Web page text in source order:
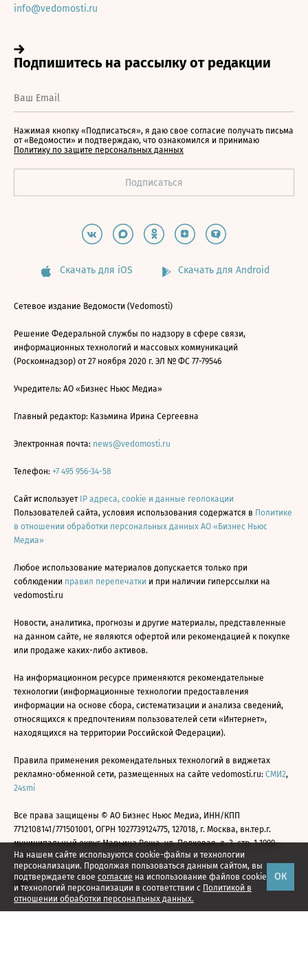
На нашем сайте используются cookie-файлы и технологии
персонализации. Продолжая пользоваться данным сайтом, вы
подтверждаете свое согласие на использование файлов cookie
и технологий персонализации в соответствии с Политикой в
отношении обработки персональных данных.
ОК
info@vedomosti.ru
Нажимая кнопку «Подписаться», я даю свое согласие получать письма
от «Ведомости» и подтверждаю, что ознакомился и принимаю
Политику по защите персональных данных
Скачать для iOS Скачать для Android
Сетевое издание Ведомости (Vedomosti)
Решение Федеральной службы по надзору в сфере связи,
информационных технологий и массовых коммуникаций
(Роскомнадзор) от 27 ноября 2020 г. ЭЛ № ФС 77-79546
Учредитель: АО «Бизнес Ньюс Медиа»
Главный редактор: Казьмина Ирина Сергеевна
Электронная почта: news@vedomosti.ru
Телефон: +7 495 956-34-58
Сайт использует IP адреса, cookie и данные геолокации
Пользователей сайта, условия использования содержатся в Политике
в отношении обработки персональных данных АО «Бизнес Ньюс
Медиа»
Любое использование материалов допускается только при
соблюдении правил перепечатки и при наличии гиперссылки на
vedomosti.ru
Новости, аналитика, прогнозы и другие материалы, представленные
на данном сайте, не являются офертой или рекомендацией к покупке
или продаже каких-либо активов.
На информационном ресурсе применяются рекомендательные
технологии (информационные технологии предоставления
информации на основе сбора, систематизации и анализа сведений,
относящихся к предпочтениям пользователей сети «Интернет»,
находящихся на территории Российской Федерации).
Правила применения рекомендательных технологий в виджетах
рекламно-обменной сети, размещенных на сайте vedomosti.ru: СМИ2,
24smi
Все права защищены © АО Бизнес Ньюс Медиа, ИНН/КПП
7712108141/771501001, ОГРН 1027739124775, 127018, г. Москва, вн.тер.г.
муниципальный округ Марьина Роща, ул. Полковая, д. 3, стр. 1 1999—
2026